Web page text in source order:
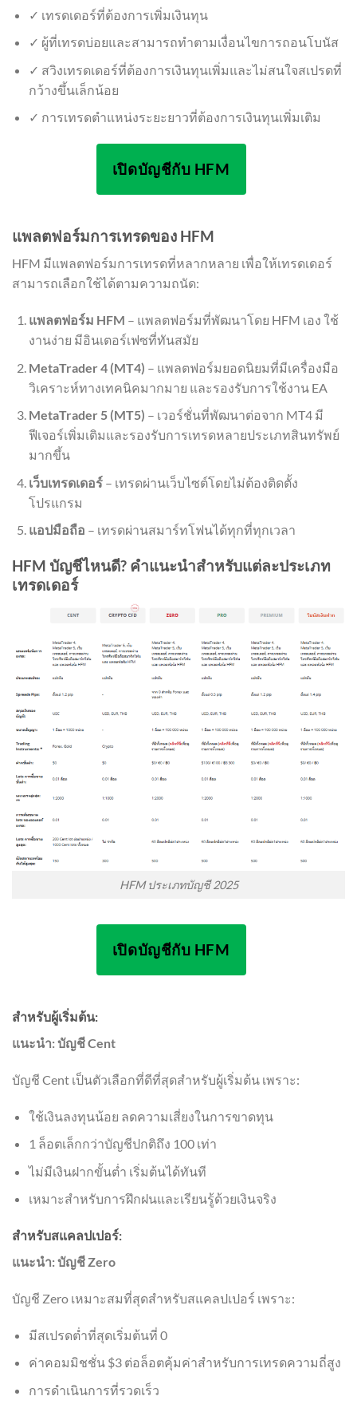
✓ เทรดเดอร์ที่ต้องการเพิ่มเงินทุน
✓ ผู้ที่เทรดบ่อยและสามารถทำตามเงื่อนไขการถอนโบนัส
✓ สวิงเทรดเดอร์ที่ต้องการเงินทุนเพิ่มและไม่สนใจสเปรดที่
กว้างขึ้นเล็กน้อย
✓ การเทรดตำแหน่งระยะยาวที่ต้องการเงินทุนเพิ่มเติม
เปิดบัญชีกับ HFM
แพลตฟอร์มการเทรดของ HFM
HFM มีแพลตฟอร์มการเทรดที่หลากหลาย เพื่อให้เทรดเดอร์
สามารถเลือกใช้ได้ตามความถนัด:
แพลตฟอร์ม HFM – แพลตฟอร์มที่พัฒนาโดย HFM เอง ใช้
งานง่าย มีอินเตอร์เฟซที่ทันสมัย
MetaTrader 4 (MT4) – แพลตฟอร์มยอดนิยมที่มีเครื่องมือ
วิเคราะห์ทางเทคนิคมากมาย และรองรับการใช้งาน EA
MetaTrader 5 (MT5) – เวอร์ชั่นที่พัฒนาต่อจาก MT4 มี
ฟีเจอร์เพิ่มเติมและรองรับการเทรดหลายประเภทสินทรัพย์
มากขึ้น
เว็บเทรดเดอร์– เทรดผ่านเว็บไซต์โดยไม่ต้องติดตั้ง
โปรแกรม
แอปมือถือ – เทรดผ่านสมาร์ทโฟนได้ทุกที่ทุกเวลา
HFM บัญชีไหนดี? คำแนะนำสำหรับแต่ละประเภท
เทรดเดอร์
HFM ประเภทบัญชี 2025
เปิดบัญชีกับ HFM
สำหรับผู้เริ่มต้น:
แนะนำ: บัญชี Cent
บัญชี Cent เป็นตัวเลือกที่ดีที่สุดสำหรับผู้เริ่มต้น เพราะ:
ใช้เงินลงทุนน้อย ลดความเสี่ยงในการขาดทุน
1 ล็อตเล็กกว่าบัญชีปกติถึง 100 เท่า
ไม่มีเงินฝากขั้นต่ำ เริ่มต้นได้ทันที
เหมาะสำหรับการฝึกฝนและเรียนรู้ด้วยเงินจริง
สำหรับสแคลปเปอร์:
แนะนำ: บัญชี Zero
บัญชี Zero เหมาะสมที่สุดสำหรับสแคลปเปอร์ เพราะ:
มีสเปรดต่ำที่สุดเริ่มต้นที่ 0
ค่าคอมมิชชั่น $3 ต่อล็อตคุ้มค่าสำหรับการเทรดความถี่สูง
การดำเนินการที่รวดเร็ว